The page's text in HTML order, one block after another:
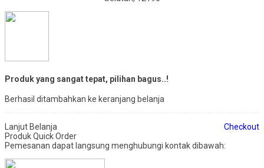
Produk yang sangat tepat, pilihan bagus..!
Berhasil ditambahkan ke keranjang belanja
Lanjut Belanja
Checkout
Produk Quick Order
Pemesanan dapat langsung menghubungi kontak dibawah: